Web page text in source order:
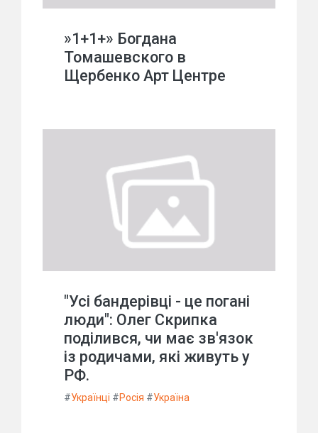
»1+1+» Богдана
Томашевского в
Щербенко Арт Центре
"Усі бандерівці - це погані
люди": Олег Скрипка
поділився, чи має зв'язок
із родичами, які живуть у
РФ.
#Українці #Росія #Україна